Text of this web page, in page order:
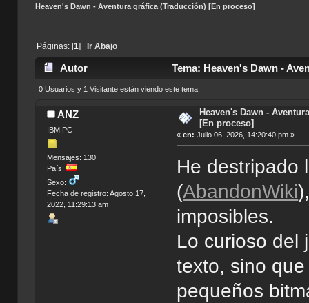
Heaven's Dawn - Aventura gráfica (Traducción) [En proceso]
Páginas: [1] Ir Abajo
Autor Tema: Heaven's Dawn -
0 Usuarios y 1 Visitante están viendo este tema.
ANZ
IBM PC
Mensajes: 130
País:
Sexo:
Fecha de registro: Agosto 17,
2022, 11:29:13 am
Heaven's Dawn -
[En proceso]
«en: Julio 06, 2026, 14:20:40 pm »
He destripado
(AbandonWiki
imposibles.
Lo curioso del
texto, sino
pequeños